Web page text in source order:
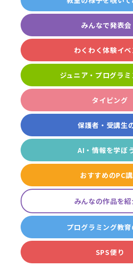
みんなで発表会
わくわく体験イベ
ジュニア・プログラ
タイピング
保護者・受講生
AI・情報を学ぼ
おすすめのPC
みんなの作品を紹
プログラミング教育
SPS便り